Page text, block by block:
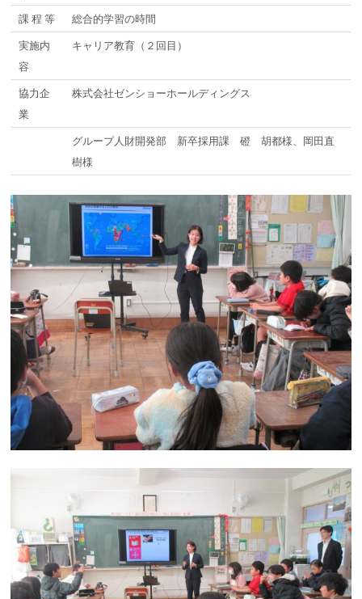
課 程 等
総合的学習の時間
実施内
容
キャリア教育（２回目）
協力企
業
株式会社ゼンショーホールディングス
グループ人財開発部 新卒採用課 磴 胡都様、岡田直
樹様